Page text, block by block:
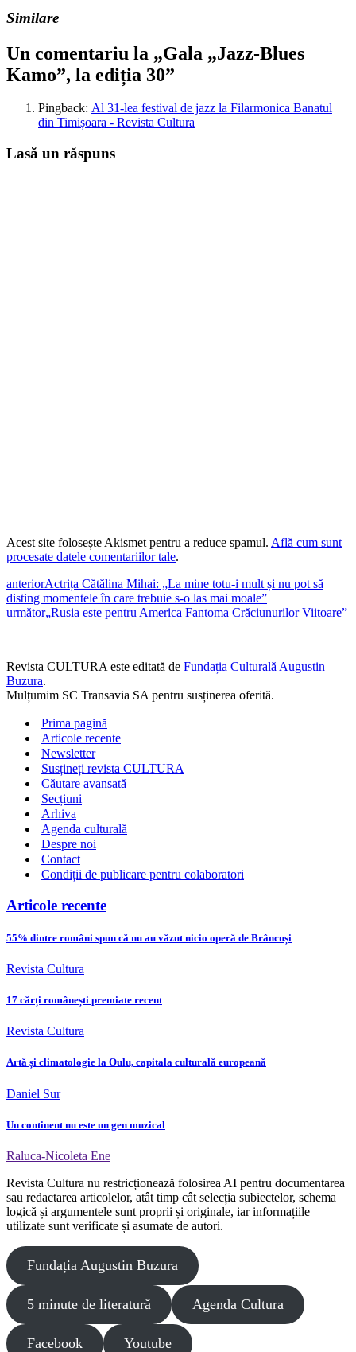
Similare
Un comentariu la „Gala „Jazz-Blues
Kamo”, la ediția 30”
Pingback: Al 31-lea festival de jazz la Filarmonica Banatul
din Timișoara - Revista Cultura
Lasă un răspuns
Acest site folosește Akismet pentru a reduce spamul. Află cum sunt
procesate datele comentariilor tale.
anteriorActrița Cătălina Mihai: „La mine totu-i mult și nu pot să
disting momentele în care trebuie s-o las mai moale”
următor„Rusia este pentru America Fantoma Crăciunurilor Viitoare”
Revista CULTURA este editată de Fundația Culturală Augustin
Buzura.
Mulțumim SC Transavia SA pentru susținerea oferită.
Prima pagină
Articole recente
Newsletter
Susțineți revista CULTURA
Căutare avansată
Secțiuni
Arhiva
Agenda culturală
Despre noi
Contact
Condiții de publicare pentru colaboratori
Articole recente
55% dintre români spun că nu au văzut nicio operă de Brâncuși
Revista Cultura
17 cărți românești premiate recent
Revista Cultura
Artă și climatologie la Oulu, capitala culturală europeană
Daniel Sur
Un continent nu este un gen muzical
Raluca-Nicoleta Ene
Revista Cultura nu restricționează folosirea AI pentru documentarea
sau redactarea articolelor, atât timp cât selecția subiectelor, schema
logică și argumentele sunt proprii și originale, iar informațiile
utilizate sunt verificate și asumate de autori.
Fundația Augustin Buzura
5 minute de literatură Agenda Cultura
Facebook Youtube